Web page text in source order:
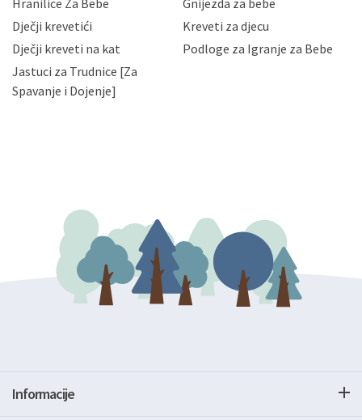
slučajevima koji su dozvoljeni zakonima. Napominjemo
da možete u svako doba, u potpunosti ili djelomice,
zatražiti prestanak aktivnosti obrade Vaših osobnih
podataka. Opoziv privole možete podnijeti poštom na
gore navedenu adresu ili e-mailom na adresu:
Hranilice Za Bebe
Gnijezda za bebe
Dječji krevetići
Kreveti za djecu
Dječji kreveti na kat
Podloge za Igranje za Bebe
Jastuci za Trudnice [Za
Spavanje i Dojenje]
Informacije